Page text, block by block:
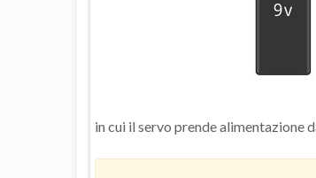
in cui il servo prende alimentazione